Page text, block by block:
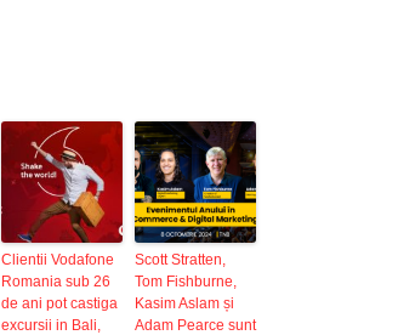
Clientii Vodafone
Romania sub 26
de ani pot castiga
excursii in Bali,
Scott Stratten,
Tom Fishburne,
Kasim Aslam și
Adam Pearce sunt